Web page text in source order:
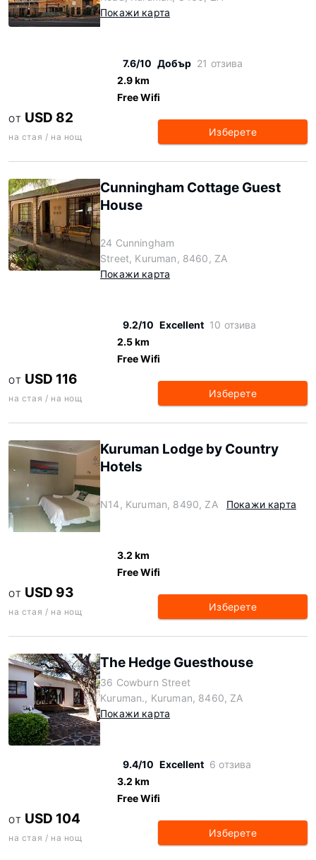
Покажи карта
7.6/10 Добър 21 отзива
2.9 km
Free Wifi
ОТ USD 82
на стая / на нощ Изберете
Cunningham Cottage Guest
House
24 Cunningham
Street, Kuruman, 8460, ZA
Покажи карта
9.2/10 Excellent 10 отзива
2.5 km
Free Wifi
ОТ USD 116
на стая / на нощ Изберете
Kuruman Lodge by Country
Hotels
N14, Kuruman, 8490, ZA Покажи карта
3.2 km
Free Wifi
ОТ USD 93
на стая / на нощ Изберете
The Hedge Guesthouse
36 Cowburn Street
Kuruman., Kuruman, 8460, ZA
Покажи карта
9.4/10 Excellent 6 отзива
3.2 km
Free Wifi
ОТ USD 104
на стая / на нощ Изберете